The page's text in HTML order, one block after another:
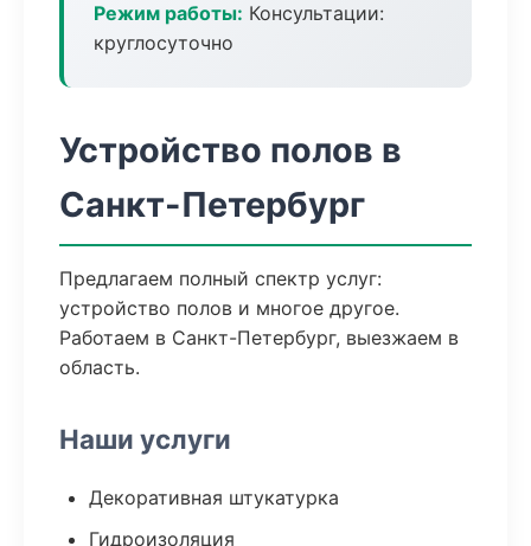
Режим работы: Консультации:
круглосуточно
Устройство полов в
Санкт-Петербург
Предлагаем полный спектр услуг:
устройство полов и многое другое.
Работаем в Санкт-Петербург, выезжаем в
область.
Наши услуги
Декоративная штукатурка
Гидроизоляция